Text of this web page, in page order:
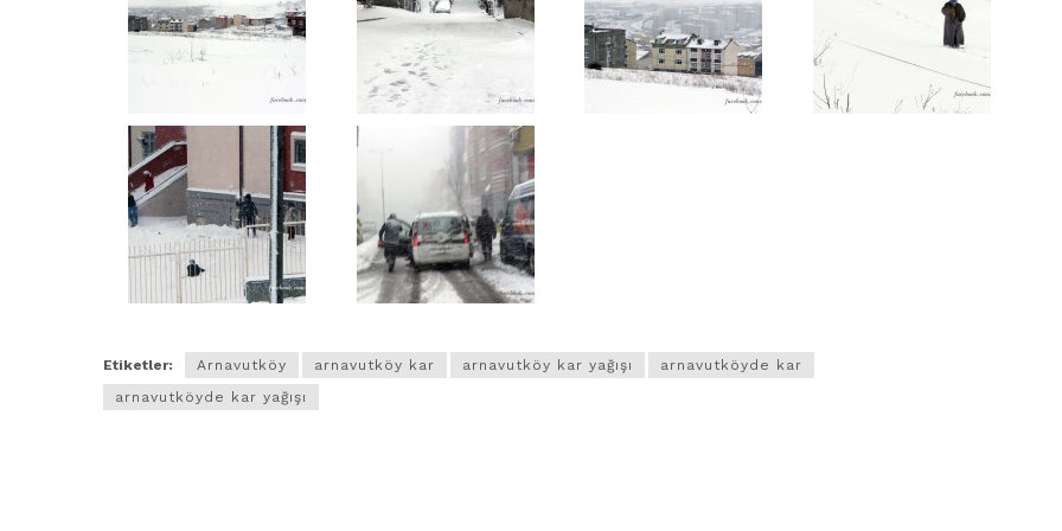
Etiketler: Arnavutköy arnavutköy kar arnavutköy kar yağışı
arnavutköyde kar
arnavutköyde kar yağışı